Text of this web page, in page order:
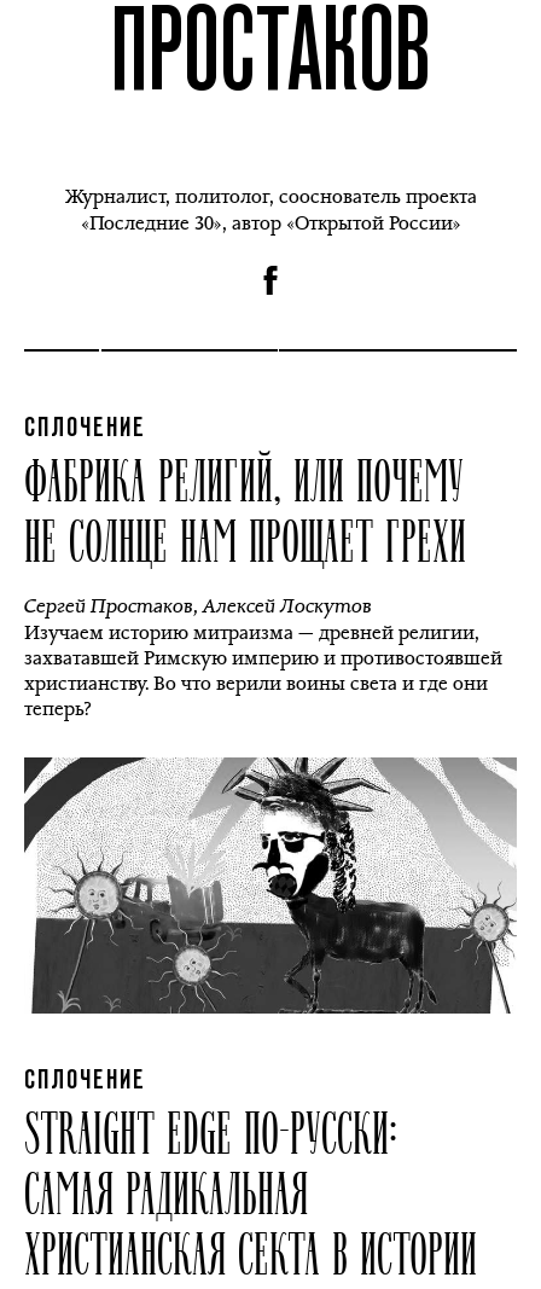
ПРОСТАКОВ
Журналист, политолог, сооснователь проекта
«Последние 30», автор «Открытой России»
СПЛОЧЕНИЕ
ФАБРИКА РЕЛИГИЙ, ИЛИ ПОЧЕМУ
НЕ СОЛНЦЕ НАМ ПРОЩАЕТ ГРЕХИ
Сергей Простаков,Алексей Лоскутов
Изучаем историю митраизма — древней религии,
захватавшей Римскую империю и противостоявшей
христианству. Во что верили воины света и где они
теперь?
СПЛОЧЕНИЕ
STRAIGHT EDGE ПО-РУССКИ:
САМАЯ РАДИКАЛЬНАЯ
ХРИСТИАНСКАЯ СЕКТА В ИСТОРИИ